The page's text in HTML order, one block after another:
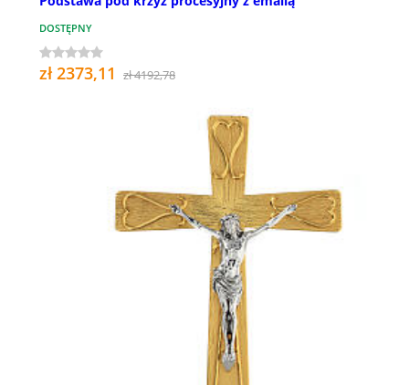
DOSTĘPNY
zł 2373,11 zł 4192,78